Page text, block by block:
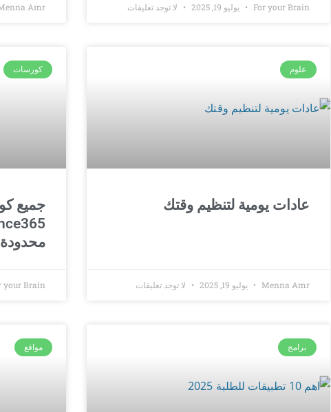
For your Brain يوليو 19, 2025 لا توجد تعليقات Amr
علوم
عادات يومية لتنظيم وقتك
Menna Amr يوليو 19, 2025 لا توجد تعليقات
كورسات
جميع
محدودة
your Brain
برامج مواقع